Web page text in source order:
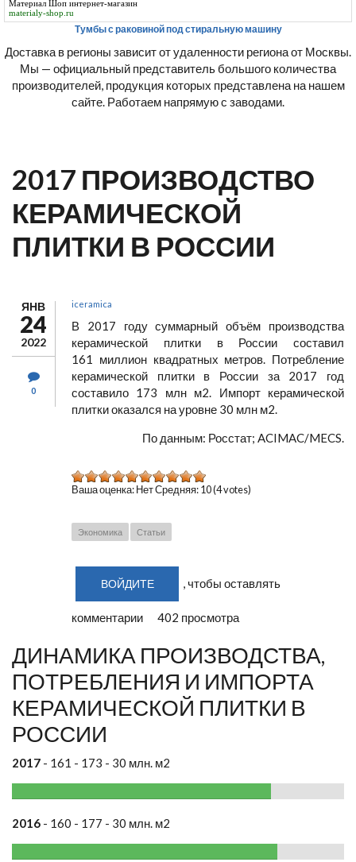
Материал Шоп интернет-магазин
materialy-shop.ru
Тумбы с раковиной под стиральную машину
Доставка в регионы зависит от удаленности региона от Москвы.
Мы — официальный представитель большого количества
производителей, продукция которых представлена на нашем
сайте. Работаем напрямую с заводами.
2017 ПРОИЗВОДСТВО
КЕРАМИЧЕСКОЙ
ПЛИТКИ В РОССИИ
ЯНВ
24
2022
0
iceramica
В 2017 году суммарный объём производства
керамической плитки в России составил
161 миллион квадратных метров. Потребление
керамической плитки в России за 2017 год
составило 173 млн м2. Импорт керамической
плитки оказался на уровне 30 млн м2.
По данным: Росстат; ACIMAC/MECS.
Ваша оценка:НетСредняя:10(4votes)
Экономика Статьи
ВОЙДИТЕ , чтобы оставлять
комментарии 402 просмотра
ДИНАМИКА ПРОИЗВОДСТВА,
ПОТРЕБЛЕНИЯ И ИМПОРТА
КЕРАМИЧЕСКОЙ ПЛИТКИ В
РОССИИ
2017 - 161 - 173 - 30 млн. м2
2016 - 160 - 177 - 30 млн. м2